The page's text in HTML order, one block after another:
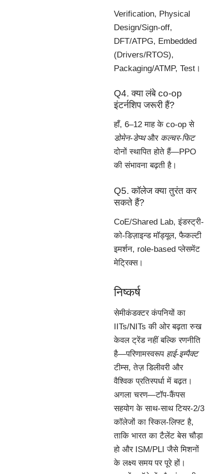
Verification, Physical
Design/Sign-off,
DFT/ATPG, Embedded
(Drivers/RTOS),
Packaging/ATMP, Test।
Q4. क्या लंबे co-op
इंटर्नशिप जरूरी हैं?
हाँ, 6–12 माह के co-op से
डोमेन-डेप्थऔर कल्चर-फिट
दोनों स्थापित होते हैं—PPO
की संभावना बढ़ती है।
Q5. कॉलेज क्या तुरंत कर
सकते हैं?
CoE/Shared Lab, इंडस्ट्री-
को-डिज़ाइन्ड मॉड्यूल, फैकल्टी
इमर्शन, role-based प्लेसमेंट
मेट्रिक्स।
निष्कर्ष
सेमीकंडक्टर कंपनियों का
IITs/NITs की ओर बढ़ता रुख
केवल ट्रेंड नहीं बल्कि रणनीति
है—परिणामस्वरूप हाई-इम्पैक्ट
टीम्स, तेज़ डिलीवरी और
वैश्विक प्रतिस्पर्धा में बढ़त।
अगला चरण—टॉप-कैंपस
सहयोग के साथ-साथ टियर-2/3
कॉलेजों का स्किल-लिफ्ट है,
ताकि भारत का टैलेंट बेस चौड़ा
हो और ISM/PLI जैसे मिशनों
के लक्ष्य समय पर पूरे हों।